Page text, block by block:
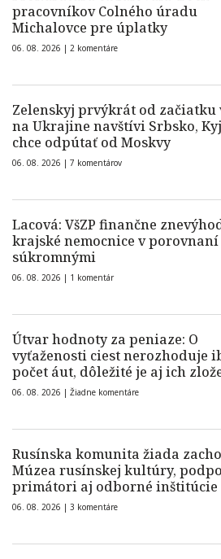
pracovníkov Colného úradu
Michalovce pre úplatky
06. 08. 2026 | 2 komentáre
Zelenskyj prvýkrát od začiatku
na Ukrajine navštívi Srbsko,
chce odpútať od Moskvy
06. 08. 2026 | 7 komentárov
Lacová: VšZP finančne
krajské nemocnice v porovnaní
súkromnými
06. 08. 2026 | 1 komentár
Útvar hodnoty za peniaze: O
vyťaženosti ciest nerozhoduje
počet áut, dôležité je aj ich
06. 08. 2026 | Žiadne komentáre
Rusínska komunita žiada
Múzea rusínskej kultúry,
primátori aj odborné inštitúcie
06. 08. 2026 | 3 komentáre